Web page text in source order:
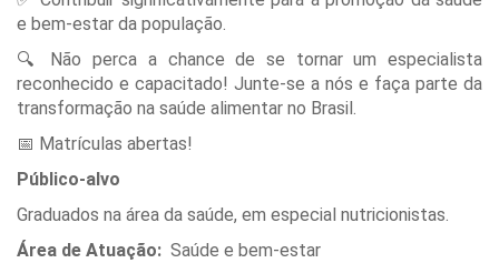
e bem-estar da população.
🔍 Não perca a chance de se tornar um especialista
reconhecido e capacitado! Junte-se a nós e faça parte da
transformação na saúde alimentar no Brasil.
📅 Matrículas abertas!
Público-alvo
Graduados na área da saúde, em especial nutricionistas.
Área de Atuação: Saúde e bem-estar